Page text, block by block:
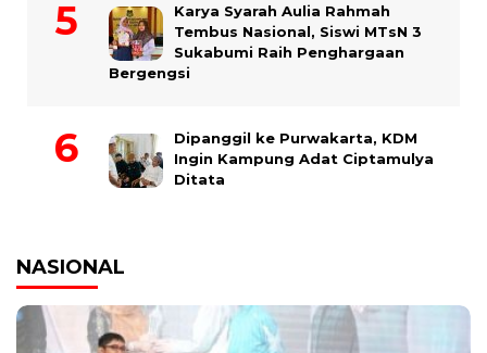
Karya Syarah Aulia Rahmah
Tembus Nasional, Siswi MTsN 3
Sukabumi Raih Penghargaan
Bergengsi
Dipanggil ke Purwakarta, KDM
Ingin Kampung Adat Ciptamulya
Ditata
NASIONAL